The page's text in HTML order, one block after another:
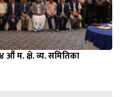
औं म. क्षे. व्य. समितिका